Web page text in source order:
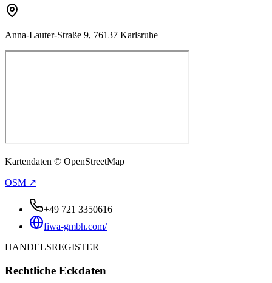
Anna-Lauter-Straße 9, 76137 Karlsruhe
Kartendaten © OpenStreetMap
OSM ↗
+49 721 3350616
fiwa-gmbh.com/
HANDELSREGISTER
Rechtliche Eckdaten